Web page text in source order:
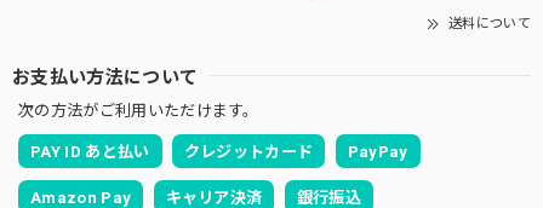
送料について
お支払い方法について
次の方法がご利用いただけます。
PAY ID あと払い クレジットカード PayPay
Amazon Pay キャリア決済 銀行振込